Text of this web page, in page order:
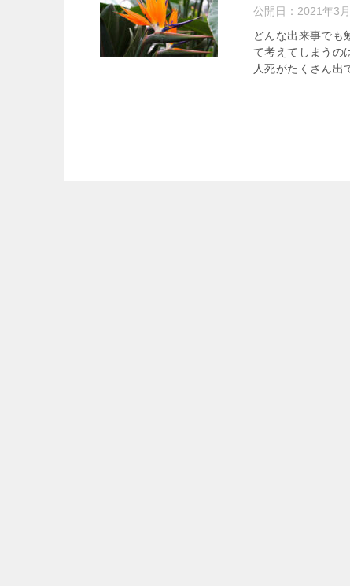
公開日： 2021年3
どんな出来事でも
て考えてしまうの
人死がたくさん